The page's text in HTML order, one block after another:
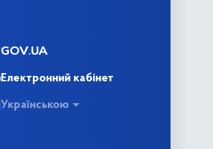
GOV.UA
Електронний кабінет
Українською